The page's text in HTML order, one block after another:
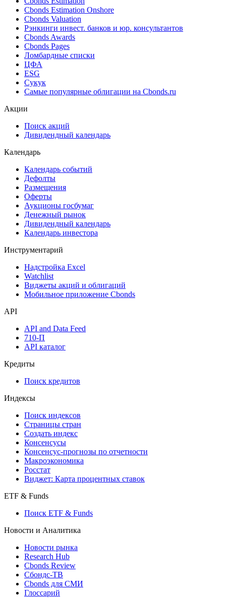
Cbonds Estimation Onshore
Cbonds Valuation
Рэнкинги инвест. банков и юр. консультантов
Cbonds Awards
Cbonds Pages
Ломбардные списки
ЦФА
ESG
Сукук
Самые популярные облигации на Cbonds.ru
Акции
Поиск акций
Дивидендный календарь
Календарь
Календарь событий
Дефолты
Размещения
Оферты
Аукционы госбумаг
Денежный рынок
Дивидендный календарь
Календарь инвестора
Инструментарий
Надстройка Excel
Watchlist
Виджеты акций и облигаций
Мобильное приложение Cbonds
API
API and Data Feed
710-П
API каталог
Кредиты
Поиск кредитов
Индексы
Поиск индексов
Страницы стран
Создать индекс
Консенсусы
Консенсус-прогнозы по отчетности
Макроэкономика
Росстат
Виджет: Карта процентных ставок
ETF & Funds
Поиск ETF & Funds
Новости и Аналитика
Новости рынка
Research Hub
Cbonds Review
Сбондс-ТВ
Cbonds для СМИ
Глоссарий